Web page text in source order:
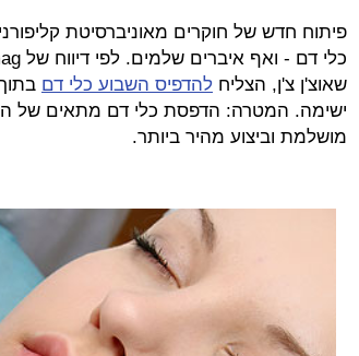
פיתוח חדש של חוקרים מאוניברסיטת
שאוצ'ן צ'ן, הצליח להדפיס השבוע כלי דם
ישימה. המטרה: הדפסת כלי דם מתאים של
מושלמת וביצוע מהיר ביותר.